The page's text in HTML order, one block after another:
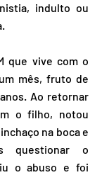
indulto ou
que vive com o
mês, fruto de
Ao retornar
o filho, notou
na boca e
questionar o
o abuso e foi